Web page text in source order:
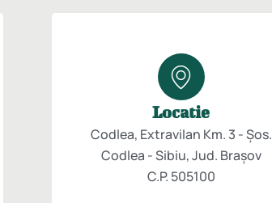
Locatie
Codlea, Extravilan Km. 3 - Șos.
Codlea - Sibiu, Jud. Brașov
C.P. 505100